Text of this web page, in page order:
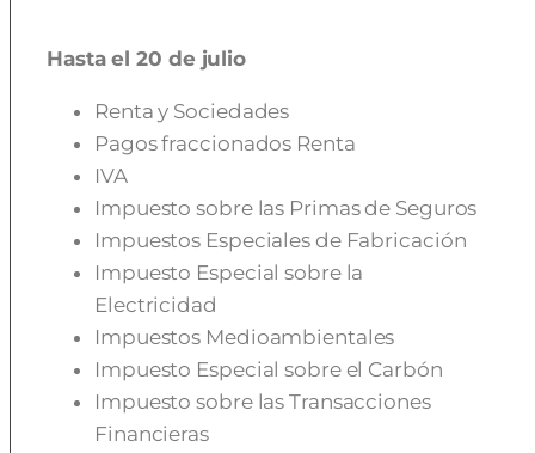
Hasta el 20 de julio
Renta y Sociedades
Pagos fraccionados Renta
IVA
Impuesto sobre las Primas de Seguros
Impuestos Especiales de Fabricación
Impuesto Especial sobre la
Electricidad
Impuestos Medioambientales
Impuesto Especial sobre el Carbón
Impuesto sobre las Transacciones
Financieras